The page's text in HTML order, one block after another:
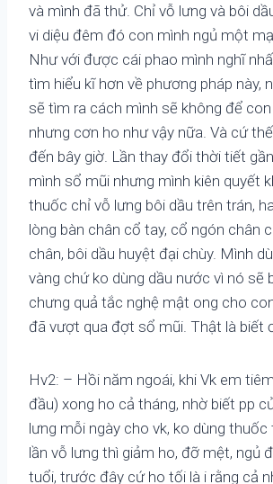
và mình đã thử. Chỉ vỗ lưng và bôi
vi diệu đêm đó con mình ngủ một
Như với được cái phao mình nghĩ
tìm hiểu kĩ hơn về phương pháp này,
sẽ tìm ra cách mình sẽ không để
nhưng cơn ho như vậy nữa. Và cứ
đến bây giờ. Lần thay đổi thời tiết
mình sổ mũi nhưng mình kiên quyết
thuốc chỉ vỗ lưng bôi dầu trên trán,
lòng bàn chân cổ tay, cổ ngón chân
chân, bôi dầu huyệt đại chùy. Mình
vàng chứ ko dùng dầu nước vì nó sẽ
chưng quả tắc nghệ mật ong cho
đã vượt qua đợt sổ mũi. Thật là biết
Hv2: – Hồi năm ngoái, khi Vk em
đầu) xong ho cả tháng, nhờ biết pp
lưng mỗi ngày cho vk, ko dùng
lần vỗ lưng thì giảm ho, đỡ mệt, ngủ
tuổi, trước đây cứ ho tối là i rằng cả